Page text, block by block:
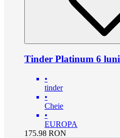
Tinder Platinum 6 luni
•
tinder
•
Cheie
•
EUROPA
175.98 RON